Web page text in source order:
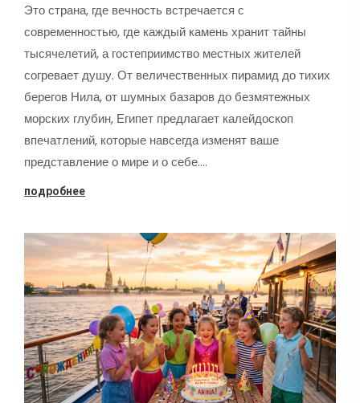
Это страна, где вечность встречается с
современностью, где каждый камень хранит тайны
тысячелетий, а гостеприимство местных жителей
согревает душу. От величественных пирамид до тихих
берегов Нила, от шумных базаров до безмятежных
морских глубин, Египет предлагает калейдоскоп
впечатлений, которые навсегда изменят ваше
представление о мире и о себе.…
подробнее